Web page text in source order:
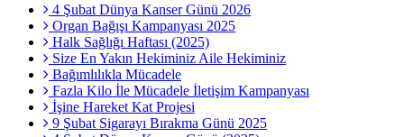
4 Şubat Dünya Kanser Günü 2026
Organ Bağışı Kampanyası 2025
Halk Sağlığı Haftası (2025)
Size En Yakın Hekiminiz Aile Hekiminiz
Bağımlılıkla Mücadele
Fazla Kilo İle Mücadele İletişim Kampanyası
İşine Hareket Kat Projesi
9 Şubat Sigarayı Bırakma Günü 2025